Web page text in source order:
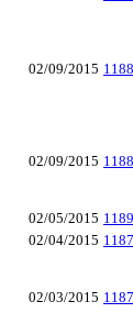
02/09/2015
02/09/2015
02/05/2015
02/04/2015
02/03/2015